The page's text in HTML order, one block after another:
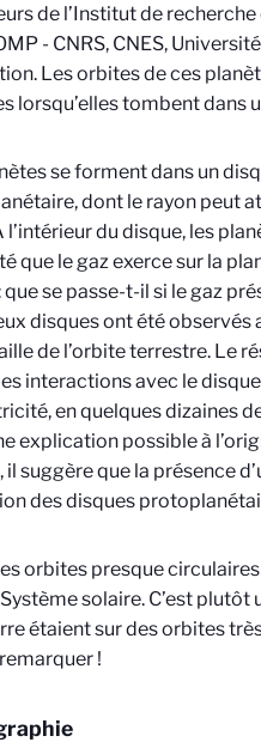
de l’Institut de
- CNRS, CNES,
Les orbites de ces
lorsqu’elles tombent dans
se forment dans un
dont le rayon peut
l’intérieur du disque, les
que le gaz exerce sur la
que se passe-t-il si le gaz
disques ont été observés
de l’orbite terrestre. Le
interactions avec le
en quelques dizaines
explication possible à
il suggère que la présence
des disques
orbites presque
solaire. C’est
étaient sur des orbites
!